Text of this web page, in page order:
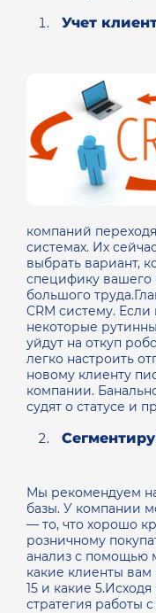
Учет
компаний
системах. Их
выбрать вариант,
специфику вашего
большого
CRM систему.
некоторые
уйдут на откуп
легко настроить
новому клиенту
компании.
судят о статусе и
Мы рекомендуем
базы. У компании
— то, что хорошо
розничному
анализ с помощью
какие клиенты
15 и какие
стратегия работы